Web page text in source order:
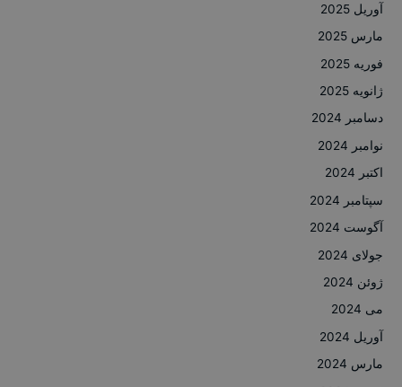
آوریل 2025
مارس 2025
فوریه 2025
ژانویه 2025
دسامبر 2024
نوامبر 2024
اکتبر 2024
سپتامبر 2024
آگوست 2024
جولای 2024
ژوئن 2024
می 2024
آوریل 2024
مارس 2024